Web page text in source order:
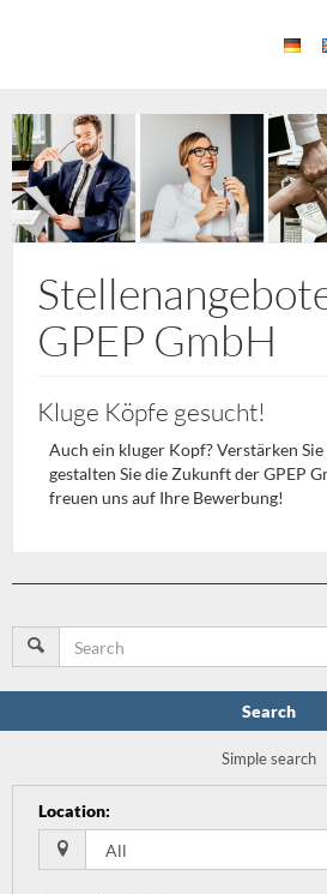
GPEP GmbH
Kluge Köpfe gesucht!
Auch ein kluger Kopf? Verstärken Sie
gestalten Sie die Zukunft der GPEP
freuen uns auf Ihre Bewerbung!
Search
Simple search
Location: